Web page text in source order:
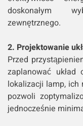
doskonałym
zewnętrznego.
2. Projektowanie
Przed
zaplanować układ
lokalizacji lamp, ich
pozwoli
jednocześnie